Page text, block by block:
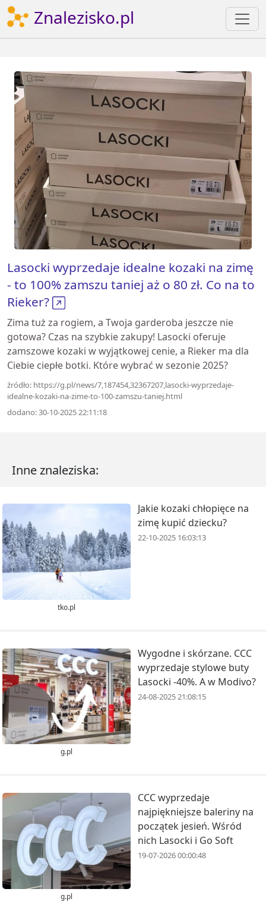
Znalezisko.pl
Lasocki wyprzedaje idealne kozaki na zimę
- to 100% zamszu taniej aż o 80 zł. Co na to
Rieker?
Zima tuż za rogiem, a Twoja garderoba jeszcze nie
gotowa? Czas na szybkie zakupy! Lasocki oferuje
zamszowe kozaki w wyjątkowej cenie, a Rieker ma dla
Ciebie ciepłe botki. Które wybrać w sezonie 2025?
źródło: https://g.pl/news/7,187454,32367207,lasocki-wyprzedaje-
idealne-kozaki-na-zime-to-100-zamszu-taniej.html
dodano: 30-10-2025 22:11:18
Inne znaleziska:
tko.pl
Jakie kozaki chłopięce na
zimę kupić dziecku?
22-10-2025 16:03:13
g.pl
Wygodne i skórzane. CCC
wyprzedaje stylowe buty
Lasocki -40%. A w Modivo?
24-08-2025 21:08:15
g.pl
CCC wyprzedaje
najpiękniejsze baleriny na
początek jesień. Wśród
nich Lasocki i Go Soft
19-07-2026 00:00:48